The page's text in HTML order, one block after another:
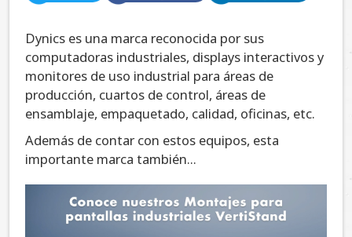
Dynics es una marca reconocida por sus
computadoras industriales, displays interactivos y
monitores de uso industrial para áreas de
producción, cuartos de control, áreas de
ensamblaje, empaquetado, calidad, oficinas, etc.
Además de contar con estos equipos, esta
importante marca también...